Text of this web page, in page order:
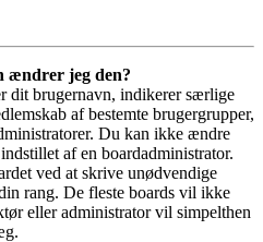
ændrer jeg den?
dit brugernavn, indikerer særlige
af bestemte brugergrupper,
Du kan ikke ændre
af en boardadministrator.
ved at skrive unødvendige
rang. De fleste boards vil ikke
eller administrator vil simpelthen